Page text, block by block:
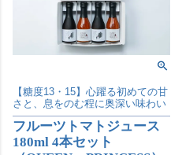
【糖度13・15】心躍る初めての甘
さと、息をのむ程に奥深い味わい
フルーツトマトジュース
180ml 4本セット